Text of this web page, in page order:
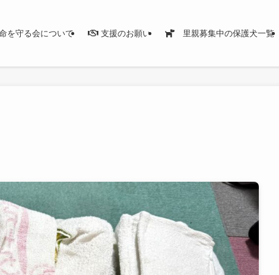
を守る会について 支援のお願い 里親募集中の保護犬一覧